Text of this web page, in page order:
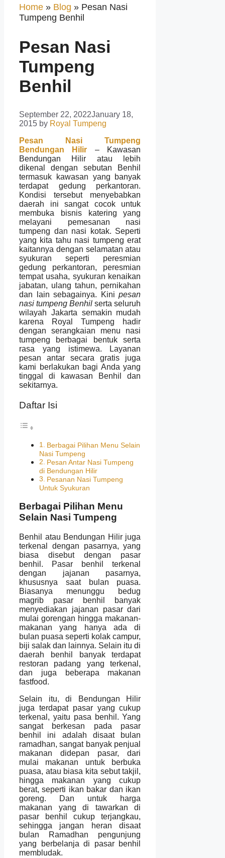
Home » Blog » Pesan Nasi
Tumpeng Benhil
Pesan Nasi
Tumpeng
Benhil
September 22, 2022January 18,
2015 by Royal Tumpeng
Pesan Nasi Tumpeng
Bendungan Hilir – Kawasan
Bendungan Hilir atau lebih
dikenal dengan sebutan Benhil
termasuk kawasan yang banyak
terdapat gedung perkantoran.
Kondisi tersebut menyebabkan
daerah ini sangat cocok untuk
membuka bisnis katering yang
melayani pemesanan nasi
tumpeng dan nasi kotak. Seperti
yang kita tahu nasi tumpeng erat
kaitannya dengan selamatan atau
syukuran seperti peresmian
gedung perkantoran, peresmian
tempat usaha, syukuran kenaikan
jabatan, ulang tahun, pernikahan
dan lain sebagainya. Kinipesan
nasi tumpeng Benhil serta seluruh
wilayah Jakarta semakin mudah
karena Royal Tumpeng hadir
dengan serangkaian menu nasi
tumpeng berbagai bentuk serta
rasa yang istimewa. Layanan
pesan antar secara gratis juga
kami berlakukan bagi Anda yang
tinggal di kawasan Benhil dan
sekitarnya.
Daftar Isi
Berbagai Pilihan Menu Selain
Nasi Tumpeng
Pesan Antar Nasi Tumpeng
di Bendungan Hilir
Pesanan Nasi Tumpeng
Untuk Syukuran
Berbagai Pilihan Menu
Selain Nasi Tumpeng
Benhil atau Bendungan Hilir juga
terkenal dengan pasarnya, yang
biasa disebut dengan pasar
benhil. Pasar benhil terkenal
dengan jajanan pasarnya,
khususnya saat bulan puasa.
Biasanya menunggu bedug
magrib pasar benhil banyak
menyediakan jajanan pasar dari
mulai gorengan hingga makanan-
makanan yang hanya ada di
bulan puasa seperti kolak campur,
biji salak dan lainnya. Selain itu di
daerah benhil banyak terdapat
restoran padang yang terkenal,
dan juga beberapa makanan
fastfood.
Selain itu, di Bendungan Hilir
juga terdapat pasar yang cukup
terkenal, yaitu pasa benhil. Yang
sangat berkesan pada pasar
benhil ini adalah disaat bulan
ramadhan, sangat banyak penjual
makanan didepan pasar, dari
mulai makanan untuk berbuka
puasa, atau biasa kita sebut takjil,
hingga makanan yang cukup
berat, seperti ikan bakar dan ikan
goreng. Dan untuk harga
makanan yang di tawarkan di
pasar benhil cukup terjangkau,
sehingga jangan heran disaat
bulan Ramadhan pengunjung
yang berbelanja di pasar benhil
membludak.